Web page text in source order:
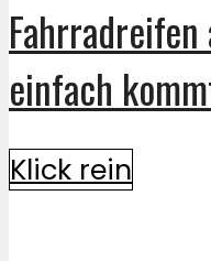
einfach
Klick rein